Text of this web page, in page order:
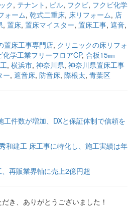
ク, テナント , ビル, フクビ, フクビ化学
ォーム, 乾式二重床, 床リフォーム, 店
, 置床, 置床マイスター, 置床工事, 遮音,
置床工事専門店, クリニックの床リフォ
化学工業フリーフロアCP, 合板15㎜
, 横浜市, 神奈川県, 神奈川県置床工事
ー, 遮音床, 防音床, 際根太, 青葉区
工件数が増加、DXと保証体制で信頼を
和建工 床工事に特化し、施工実績は年
再販業界軸に売上2億円超
き、ありがとうございました！